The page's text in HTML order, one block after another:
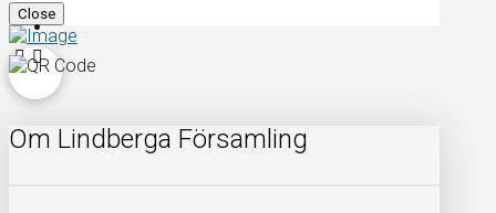
Close
Om Lindberga Församling